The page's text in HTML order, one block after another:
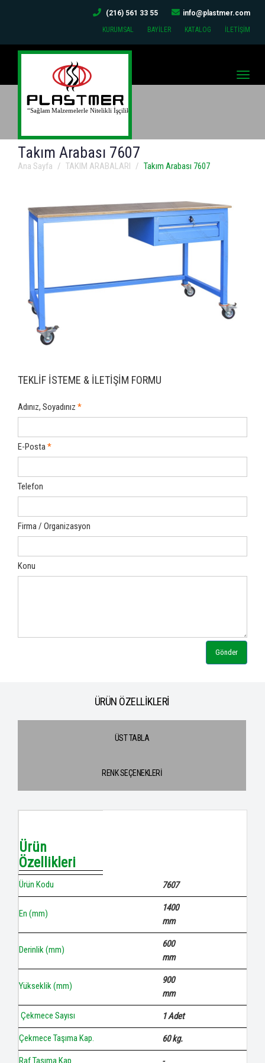
(216) 561 33 55
info@plastmer.com
KURUMSAL
BAYİLER KATALOG İLETİŞİM
Toggle
Takım Arabası 7607
Ana Sayfa TAKIM ARABALARI Takım Arabası 7607
TEKLİF İSTEME & İLETİŞİM FORMU
Adınız, Soyadınız
E-Posta
Telefon
Firma / Organizasyon
Konu
Gönder
ÜRÜN ÖZELLİKLERİ
ÜST TABLA
RENK SEÇENEKLERİ
Ürün
Özellikleri
Ürün Kodu 7607
En (mm)
1400
mm
Derinlik (mm)
600
mm
Yükseklik (mm)
900
mm
Çekmece Sayısı 1 Adet
Çekmece Taşıma Kap. 60 kg.
Raf Taşıma Kap.